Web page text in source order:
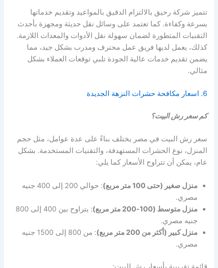
تتميز شركة رحيق بالالتزام الدقيق بالمواعيد وتقديم خدماتها
بسرعة وكفاءة. كما تعتمد على وسائل نقل حديثة ومجهزة بأحدث
التقنيات المتطورة لضمان سهولة نقل الأدوات والمعدات اللازمة.
كذلك، يعمل لديها فريق عمل محترف ومدرب بشكل جيد، مما
يضمن تقديم خدمات عالية الجودة تلبي توقعات العملاء بشكل
مثالي.
6. اسعار مكافحة حشرات النزهة الجديدة
كم سعر رش البيت؟
سعر رش البيت في مصر يختلف بناءً على عدة عوامل، مثل حجم
المنزل، نوع الحشرات المستهدفة، والتقنيات المستخدمة. بشكل
عام، يمكن أن تتراوح الأسعار كما يلي:
منزل صغير (حتى 100 متر مربع)
: حوالي 200 إلى 400 جنيه
مصري.
منزل متوسط (100-200 متر مربع)
: يتراوح بين 400 إلى 800
جنيه مصري.
منزل كبير (أكثر من 200 متر مربع)
: من 800 إلى 1500 جنيه
مصري.